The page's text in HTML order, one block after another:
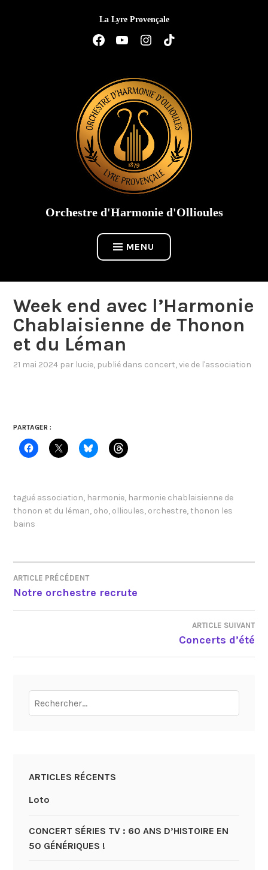
La Lyre Provençale
Élément
de
Élément
de
Élément
de
Élément
de
Orchestre d'Harmonie d'Ollioules
MENU
Week end avec l’Harmonie
Chablaisienne de Thonon
et du Léman
21 mai 2024 par lucie, publié dans concert,vie de l'association
PARTAGER :
tagué association, harmonie, harmonie chablaisienne de
thonon et du léman, oho, ollioules, orchestre, thonon les
bains
NAVIGATION
DE
ARTICLE PRÉCÉDENT
Notre orchestre recrute
ARTICLE SUIVANT
Concerts d’été
ARTICLES RÉCENTS
Loto
CONCERT SÉRIES TV : 60 ANS D’HISTOIRE EN
50 GÉNÉRIQUES !